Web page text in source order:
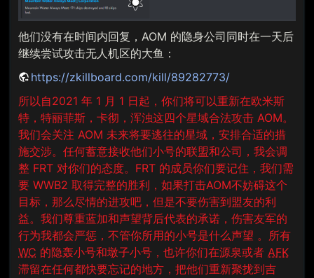
他们没有在时间内回复，AOM 的隐身公司同时在一天后
继续尝试攻击无人机区的大鱼：
https://zkillboard.com/kill/89282773/
所以自2021 年 1 月 1 日起，你们将可以重新在欧米斯
特，特丽菲斯，卡彻，浑浊这四个星域合法攻击 AOM。
我们会关注 AOM 未来将要逃往的星域，安排合适的措
施交涉。任何蓄意接收他们小号的联盟和公司，我会调
整 FRT 对你们的态度。FRT 的成员你们要记住，我们需
要 WWB2 取得完整的胜利，如果打击AOM不妨碍这个
目标，那么尽情的进攻吧，但是不要伤害到盟友的利
益。我们尊重蓝加和声望背后代表的承诺，伤害友军的
行为我都会严惩，不管你所用的小号是什么声望 。所有
WC 的隐轰小号和墩子小号，也许你们在源泉或者 AFK
滞留在任何都快要忘记的地方，把他们重新聚拢到吉